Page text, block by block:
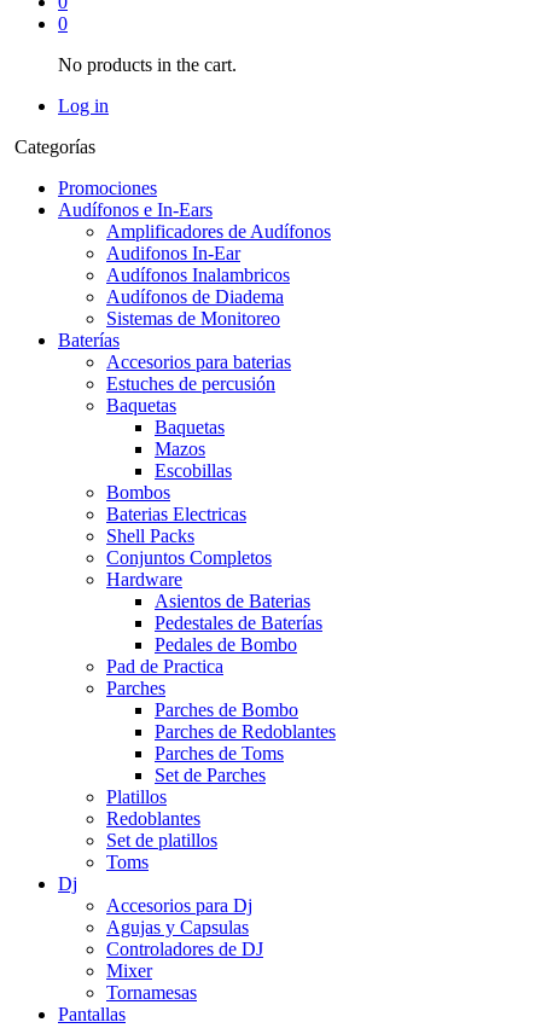
0
No products in the cart.
Log in
Categorías
Promociones
Audífonos e In-Ears
Amplificadores de Audífonos
Audifonos In-Ear
Audífonos Inalambricos
Audífonos de Diadema
Sistemas de Monitoreo
Baterías
Accesorios para baterias
Estuches de percusión
Baquetas
Baquetas
Mazos
Escobillas
Bombos
Baterias Electricas
Shell Packs
Conjuntos Completos
Hardware
Asientos de Baterias
Pedestales de Baterías
Pedales de Bombo
Pad de Practica
Parches
Parches de Bombo
Parches de Redoblantes
Parches de Toms
Set de Parches
Platillos
Redoblantes
Set de platillos
Toms
Dj
Accesorios para Dj
Agujas y Capsulas
Controladores de DJ
Mixer
Tornamesas
Pantallas